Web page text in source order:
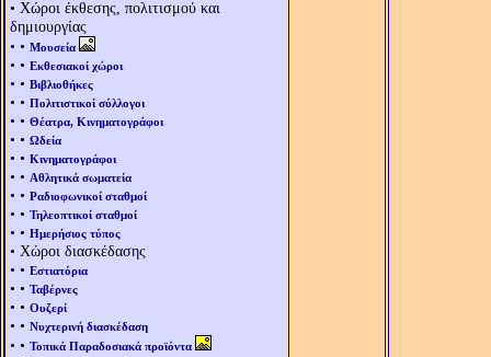
• Χώροι έκθεσης, πολιτισμού και
δημιουργίας
• • Μουσεία
• • Εκθεσιακοί χώροι
• • Βιβλιοθήκες
• • Πολιτιστικοί σύλλογοι
• • Θέατρα, Κινηματογράφοι
• • Ωδεία
• • Κινηματογράφοι
• • Αθλητικά σωματεία
• • Ραδιοφωνικοί σταθμοί
• • Τηλεοπτικοί σταθμοί
• • Ημερήσιος τύπος
• Χώροι διασκέδασης
• • Εστιατόρια
• • Ταβέρνες
• • Ουζερί
• • Νυχτερινή διασκέδαση
• • Τοπικά Παραδοσιακά προϊόντα